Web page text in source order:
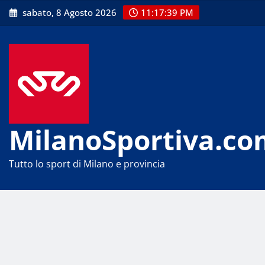
Skip
to
sabato, 8 Agosto 2026 11:17:40 PM
Tutto lo sport di Milano e provincia